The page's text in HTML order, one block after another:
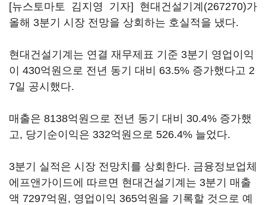
[뉴스토마토 김지영 기자] 현대건설기계(267270)가
올해 3분기 시장 전망을 상회하는 호실적을 냈다.
현대건설기계는 연결 재무제표 기준 3분기 영업이익
이 430억원으로 전년 동기 대비 63.5% 증가했다고 2
7일 공시했다.
매출은 8138억원으로 전년 동기 대비 30.4% 증가했
고, 당기순이익은 332억원으로 526.4% 늘었다.
3분기 실적은 시장 전망치를 상회한다. 금융정보업체
에프앤가이드에 따르면 현대건설기계는 3분기 매출
액 7297억원, 영업이익 365억원을 기록할 것으로 예